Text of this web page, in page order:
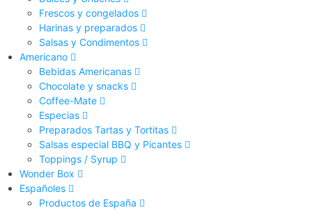
Frescos y congelados
Harinas y preparados
Salsas y Condimentos
Americano
Bebidas Americanas
Chocolate y snacks
Coffee-Mate
Especias
Preparados Tartas y Tortitas
Salsas especial BBQ y Picantes
Toppings / Syrup
Wonder Box
Españoles
Productos de España